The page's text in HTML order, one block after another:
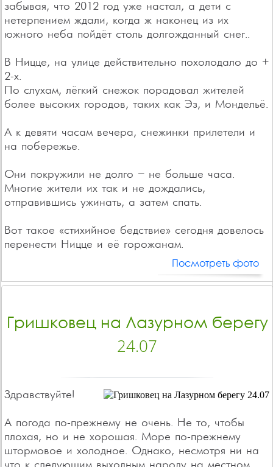
забывая, что 2012 год уже настал, а дети с
нетерпением ждали, когда ж наконец из их
южного неба пойдёт столь долгожданный снег..
В Ницце, на улице действительно похолодало до +
2-х.
По слухам, лёгкий снежок порадовал жителей
более высоких городов, таких как Эз, и Мондельё.
А к девяти часам вечера, снежинки прилетели и
на побережье.
Они покружили не долго – не больше часа.
Многие жители их так и не дождались,
отправившись ужинать, а затем спать.
Вот такое «стихийное бедствие» сегодня довелось
перенести Ницце и её горожанам.
Посмотреть фото
Гришковец на Лазурном берегу
24.07
Здравствуйте!
А погода по-прежнему не очень. Не то, чтобы
плохая, но и не хорошая. Море по-прежнему
штормовое и холодное. Однако, несмотря ни на